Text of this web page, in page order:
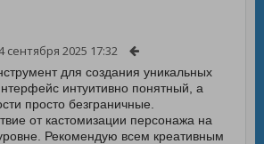
сентября 2025 17:32
для создания уникальных
интуитивно понятный, а
просто безграничные.
от кастомизации персонажа на
Рекомендую всем креативным